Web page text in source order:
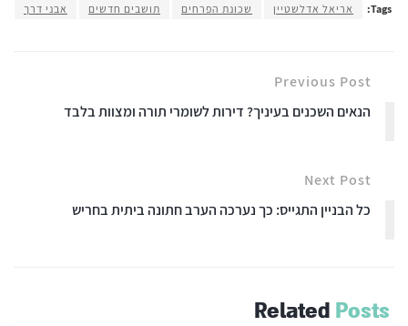
Tags: אריאל אדלשטיין שכונת הפרחים תושבים חדשים אבני דרך
Previous Post
הנאים השכנים בעיניך? דירות לשומרי תורה ומצוות בלבד
Next Post
כל הבניין התגייס: כך נערכה הערב חתונה ביתית בחריש
Related Posts